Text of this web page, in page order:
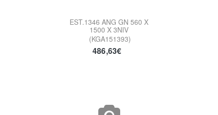
EST.1346 ANG GN 560 X
1500 X 3NIV
(KGA151393)
486,63€